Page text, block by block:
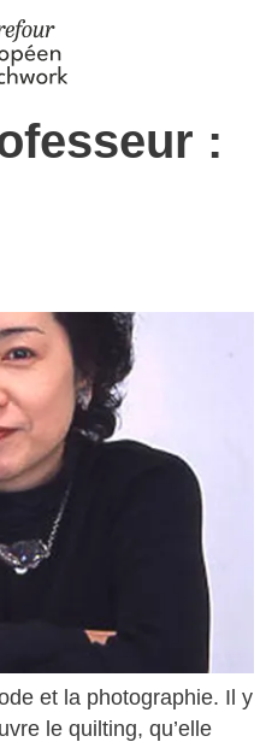
:
et la photographie. Il y
le quilting, qu’elle